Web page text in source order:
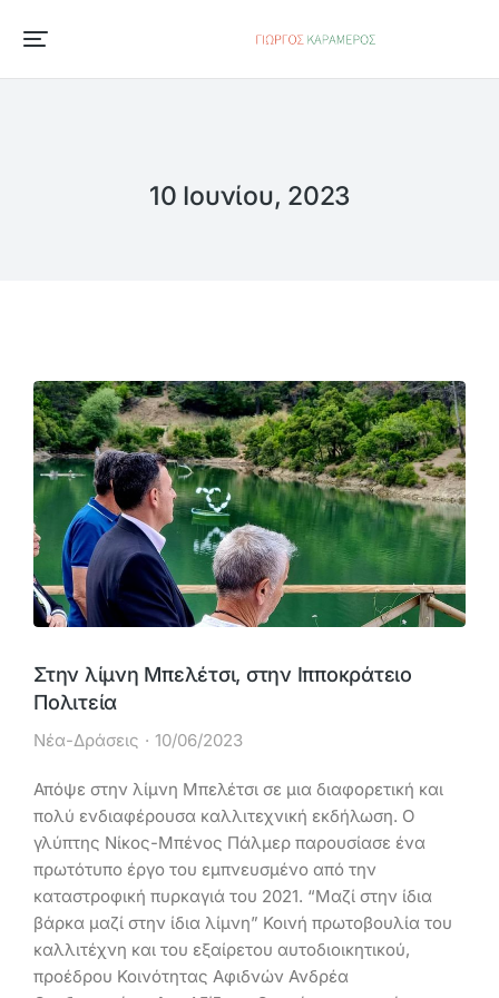
10 Ιουνίου, 2023
Στην λίμνη Μπελέτσι, στην Ιπποκράτειο
Πολιτεία
Νέα-Δράσεις 10/06/2023
Απόψε στην λίμνη Μπελέτσι σε μια διαφορετική και
πολύ ενδιαφέρουσα καλλιτεχνική εκδήλωση. Ο
γλύπτης Νίκος-Μπένος Πάλμερ παρουσίασε ένα
πρωτότυπο έργο του εμπνευσμένο από την
καταστροφική πυρκαγιά του 2021. “Μαζί στην ίδια
βάρκα μαζί στην ίδια λίμνη” Κοινή πρωτοβουλία του
καλλιτέχνη και του εξαίρετου αυτοδιοικητικού,
προέδρου Κοινότητας Αφιδνών Ανδρέα